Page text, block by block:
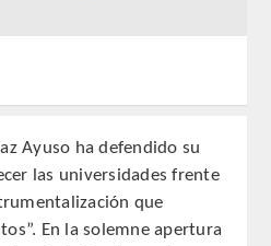
Ayuso ha defendido su
las universidades frente
que
En la solemne apertura